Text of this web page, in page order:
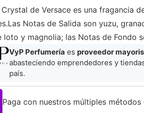
de Versace es una fragancia
Notas de Salida son yuzu,
loto y magnolia; las Notas de Fondo
VyP Perfumería es proveedor
abasteciendo emprendedores y
país.
Paga con nuestros múltiples métodos